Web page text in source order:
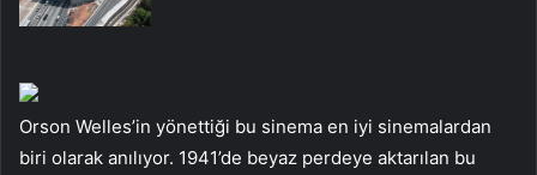
Orson Welles’in yönettiği bu sinema en iyi sinemalardan
biri olarak anılıyor. 1941’de beyaz perdeye aktarılan bu